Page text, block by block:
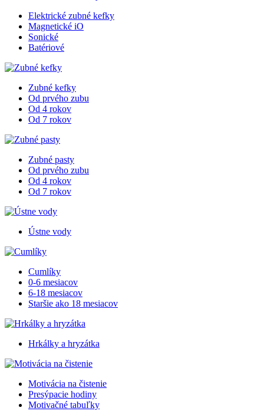
Elektrické zubné kefky
Magnetické iO
Sonické
Batériové
Zubné kefky
Od prvého zubu
Od 4 rokov
Od 7 rokov
Zubné pasty
Od prvého zubu
Od 4 rokov
Od 7 rokov
Ústne vody
Cumlíky
0-6 mesiacov
6-18 mesiacov
Staršie ako 18 mesiacov
Hrkálky a hryzátka
Motivácia na čistenie
Presýpacie hodiny
Motivačné tabuľky